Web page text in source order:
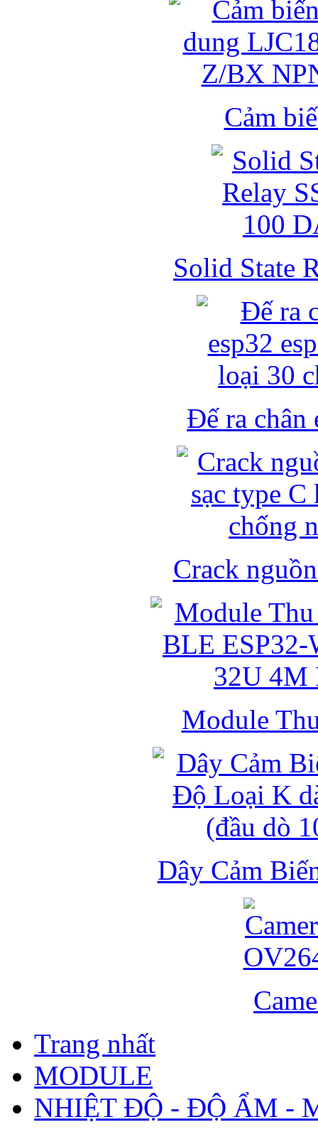
Cảm
Solid State
Đế ra chân
Crack
Module
Dây Cảm
Trang nhất
MODULE
NHIỆT ĐỘ - ĐỘ ẨM -